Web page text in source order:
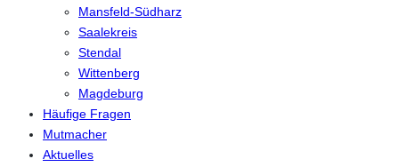
Mansfeld-Südharz
Saalekreis
Stendal
Wittenberg
Magdeburg
Häufige Fragen
Mutmacher
Aktuelles